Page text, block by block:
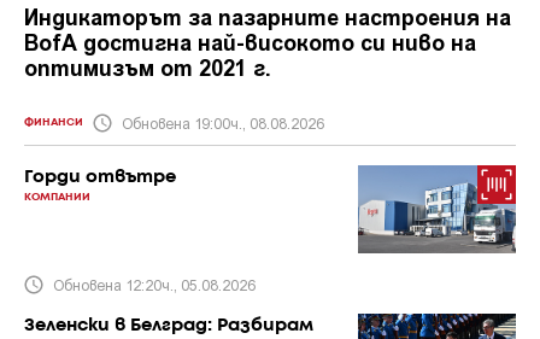
Индикаторът за пазарните настроения на
BofA достигна най-високото си ниво на
оптимизъм от 2021 г.
ФИНАНСИ Обновена 19:00ч., 08.08.2026
Горди отвътре
КОМПАНИИ
Обновена 12:20ч., 05.08.2026
Зеленски в Белград: Разбирам